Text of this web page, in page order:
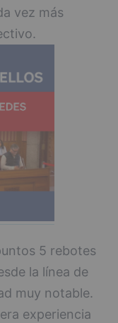
vez más
5 rebotes
la línea de
muy notable.
experiencia